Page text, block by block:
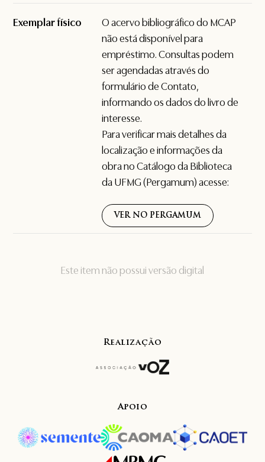
Este item não possui versão digital
Exemplar físico
O acervo bibliográfico do MCAP
não está disponível para
empréstimo. Consultas podem
ser agendadas através do
formulário deContato,
informando os dados do livro de
interesse.
Para verificar mais detalhes da
localização e informações da
obra no Catálogo da Biblioteca
da UFMG (Pergamum) acesse:
VER NO PERGAMUM
Realização
Apoio